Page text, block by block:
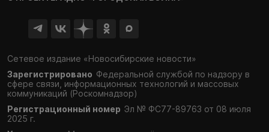
Сетевое издание «Новосибирские новости»
Зарегистрировано Федеральной службой по надзору в
сфере связи, информационных технологий и массовых
коммуникаций (Роскомнадзор)
Регистрационный номер Эл № ФС77-89763 от 08 июля
2025 г.